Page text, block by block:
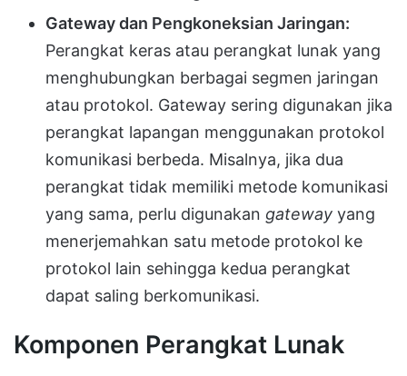
Gateway dan Pengkoneksian Jaringan:
Perangkat keras atau perangkat lunak yang
menghubungkan berbagai segmen jaringan
atau protokol. Gateway sering digunakan jika
perangkat lapangan menggunakan protokol
komunikasi berbeda. Misalnya, jika dua
perangkat tidak memiliki metode komunikasi
yang sama, perlu digunakan gateway yang
menerjemahkan satu metode protokol ke
protokol lain sehingga kedua perangkat
dapat saling berkomunikasi.
Komponen Perangkat Lunak